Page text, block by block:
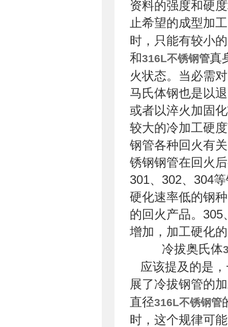
资料的强度和硬
止希望的成型加
时，只能有较小
和316L不锈钢管真
火状态。当必需
马氏体钢也是以
或者以淬火加固
较大的冷加工硬
钢管各种回火有
锈钢钢管在回火
301、302、304
硬化速率低的钢
的回火产品。305
增加，加工硬化
冷拔奥氏体
应该提及的是，
展了冷拔钢管的
直径316L不锈钢管
时，这个规律可